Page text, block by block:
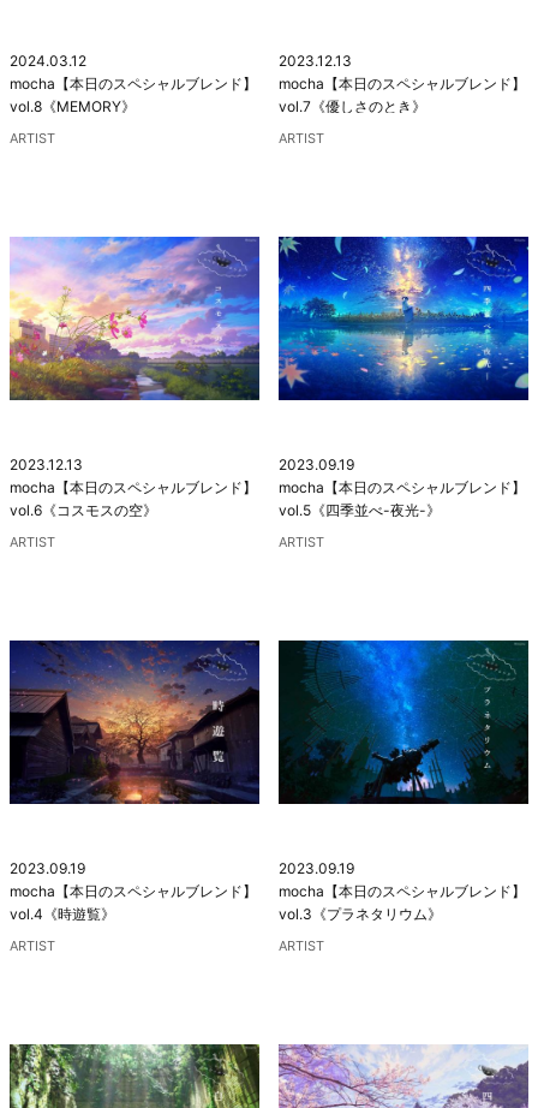
2024.03.12
mocha【本日のスペシャルブレンド】
vol.8《MEMORY》
ARTIST
2023.12.13
mocha【本日のスペシャルブレンド】
vol.7《優しさのとき》
ARTIST
2023.12.13
mocha【本日のスペシャルブレンド】
vol.6《コスモスの空》
ARTIST
2023.09.19
mocha【本日のスペシャルブレンド】
vol.5《四季並べ-夜光-》
ARTIST
2023.09.19
mocha【本日のスペシャルブレンド】
vol.4《時遊覧》
ARTIST
2023.09.19
mocha【本日のスペシャルブレンド】
vol.3《プラネタリウム》
ARTIST